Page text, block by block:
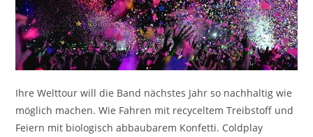
Ihre Welttour will die Band nächstes Jahr so nachhaltig wie
möglich machen. Wie Fahren mit recyceltem Treibstoff und
Feiern mit biologisch abbaubarem Konfetti. Coldplay